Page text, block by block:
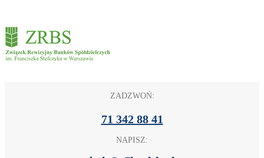
ZADZWOŃ:
71 342 88 41
NAPISZ: